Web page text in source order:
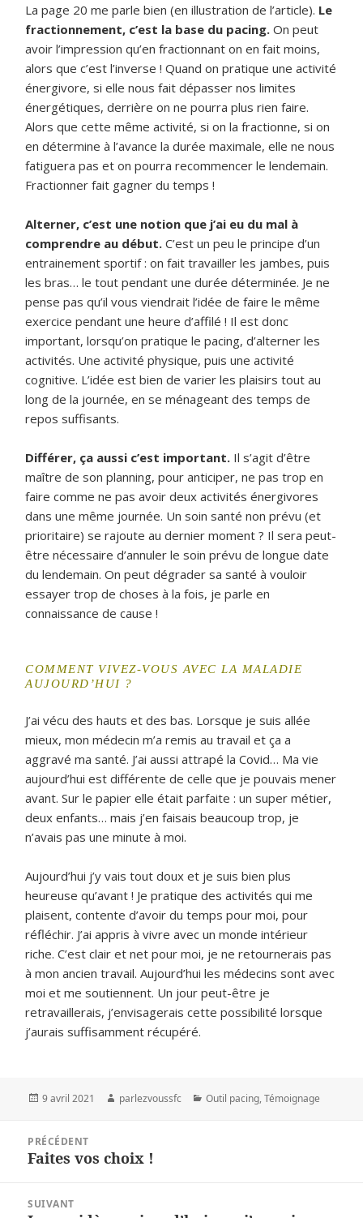
La page 20 me parle bien (en illustration de l’article). Le
fractionnement, c’est la base du pacing. On peut
avoir l’impression qu’en fractionnant on en fait moins,
alors que c’est l’inverse ! Quand on pratique une activité
énergivore, si elle nous fait dépasser nos limites
énergétiques, derrière on ne pourra plus rien faire.
Alors que cette même activité, si on la fractionne, si on
en détermine à l’avance la durée maximale, elle ne nous
fatiguera pas et on pourra recommencer le lendemain.
Fractionner fait gagner du temps !
Alterner, c’est une notion que j’ai eu du mal à
comprendre au début. C’est un peu le principe d’un
entrainement sportif : on fait travailler les jambes, puis
les bras… le tout pendant une durée déterminée. Je ne
pense pas qu’il vous viendrait l’idée de faire le même
exercice pendant une heure d’affilé ! Il est donc
important, lorsqu’on pratique le pacing, d’alterner les
activités. Une activité physique, puis une activité
cognitive. L’idée est bien de varier les plaisirs tout au
long de la journée, en se ménageant des temps de
repos suffisants.
Différer, ça aussi c’est important. Il s’agit d’être
maître de son planning, pour anticiper, ne pas trop en
faire comme ne pas avoir deux activités énergivores
dans une même journée. Un soin santé non prévu (et
prioritaire) se rajoute au dernier moment ? Il sera peut-
être nécessaire d’annuler le soin prévu de longue date
du lendemain. On peut dégrader sa santé à vouloir
essayer trop de choses à la fois, je parle en
connaissance de cause !
COMMENT VIVEZ-VOUS AVEC LA MALADIE
AUJOURD’HUI ?
J’ai vécu des hauts et des bas. Lorsque je suis allée
mieux, mon médecin m’a remis au travail et ça a
aggravé ma santé. J’ai aussi attrapé la Covid… Ma vie
aujourd’hui est différente de celle que je pouvais mener
avant. Sur le papier elle était parfaite : un super métier,
deux enfants… mais j’en faisais beaucoup trop, je
n’avais pas une minute à moi.
Aujourd’hui j’y vais tout doux et je suis bien plus
heureuse qu’avant ! Je pratique des activités qui me
plaisent, contente d’avoir du temps pour moi, pour
réfléchir. J’ai appris à vivre avec un monde intérieur
riche. C’est clair et net pour moi, je ne retournerais pas
à mon ancien travail. Aujourd’hui les médecins sont avec
moi et me soutiennent. Un jour peut-être je
retravaillerais, j’envisagerais cette possibilité lorsque
j’aurais suffisamment récupéré.
Publié
9 avril 2021 Auteur
parlezvoussfc Catégories
Outil pacing,Témoignage
PRÉCÉDENT
Article
Faites vos choix !
SUIVANT